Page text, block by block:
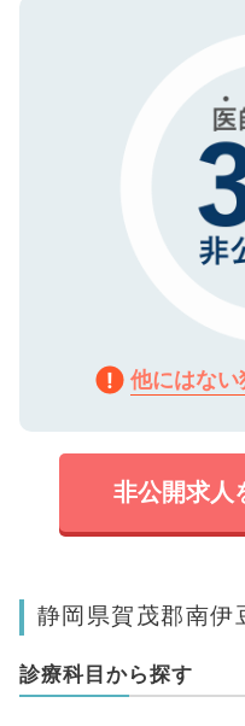
で、機密保持
他にはな
非公開求人
静岡県賀茂郡南伊
診療科目から探す